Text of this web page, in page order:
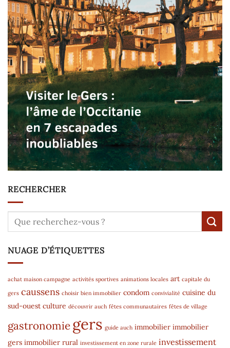
RECHERCHER
NUAGE D’ÉTIQUETTES
achat maison campagne activités sportives animations locales art capitale du
gers caussens choisir bien immobilier condom convivialité cuisine du
sud-ouest culture découvrir auch fêtes communautaires fêtes de village
gastronomiegers guide auch immobilier immobilier
gers immobilier rural investissement en zone rurale investissement